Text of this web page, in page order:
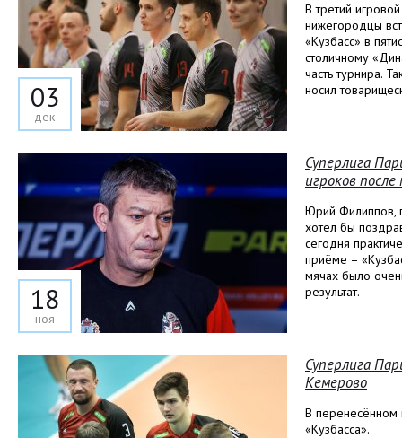
03
дек
В третий
нижегородцы
«Кузбасс» в
столичному
часть турнира.
носил
18
ноя
Суперлига
игроков
Юрий Филиппов,
хотел бы
сегодня
приёме –
мячах было
результат.
Суперлига
Кемерово
В перенесённом
«Кузбасса».